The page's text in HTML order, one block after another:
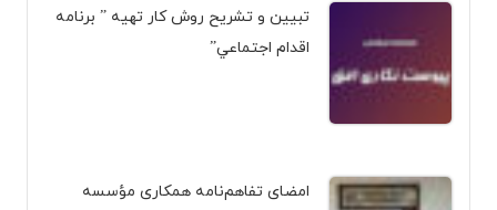
تبيين و تشريح روش کار تهیه ” برنامه
اقدام اجتماعي”
امضای تفاهم‌نامه همکاری مؤسسه